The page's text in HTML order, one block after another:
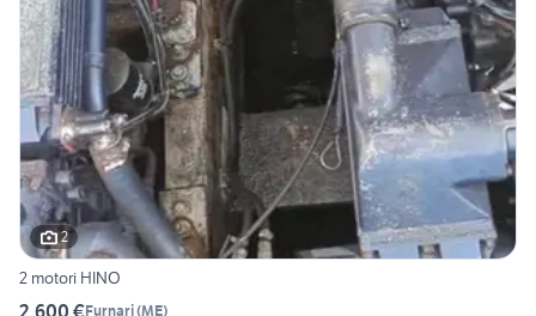
2
2 motori HINO
2.600 €Furnari(ME)